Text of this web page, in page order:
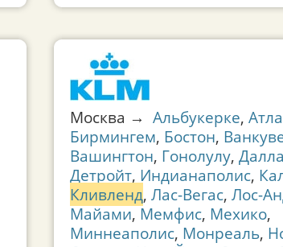
Москва → Альбукерке,
Бирмингем, Бостон,
Вашингтон, Гонолулу,
Детройт, Индианаполис,
Кливленд, Лас-Вегас, Лос-
Майами, Мемфис, Мехико,
Миннеаполис, Монреаль,